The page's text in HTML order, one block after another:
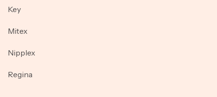
Key
Mitex
Nipplex
Regina